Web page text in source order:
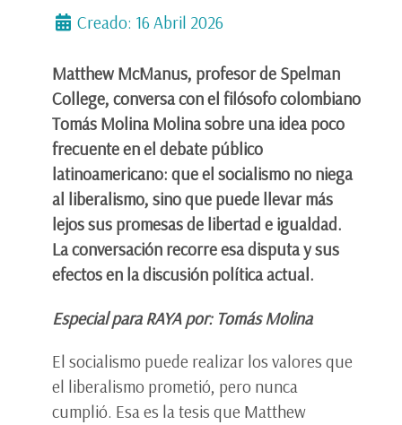
Creado: 16 Abril 2026
Matthew McManus, profesor de Spelman
College, conversa con el filósofo colombiano
Tomás Molina Molina sobre una idea poco
frecuente en el debate público
latinoamericano: que el socialismo no niega
al liberalismo, sino que puede llevar más
lejos sus promesas de libertad e igualdad.
La conversación recorre esa disputa y sus
efectos en la discusión política actual.
Especial para RAYA por: Tomás Molina
El socialismo puede realizar los valores que
el liberalismo prometió, pero nunca
cumplió. Esa es la tesis que Matthew